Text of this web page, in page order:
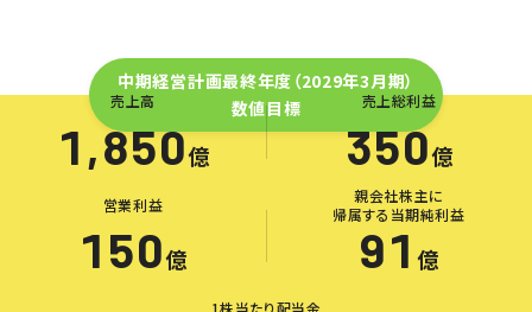
2029年3月期 数値目標
中期経営計画最終年度（2029年3月期）
数値目標
売上高
1,850億
売上総利益
350億
営業利益
150億
親会社株主に
帰属する当期純利益
91 億
1株当たり配当金